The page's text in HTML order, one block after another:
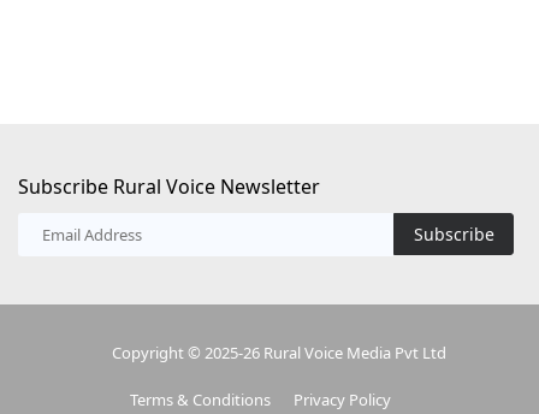
Subscribe Rural Voice Newsletter
Subscribe
Copyright © 2025-26 Rural Voice Media Pvt Ltd
Terms & Conditions Privacy Policy